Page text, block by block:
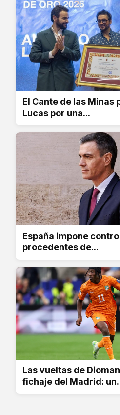
El Cante de las Minas
Lucas por una...
España impone
procedentes de...
Las vueltas de
fichaje del Madrid: